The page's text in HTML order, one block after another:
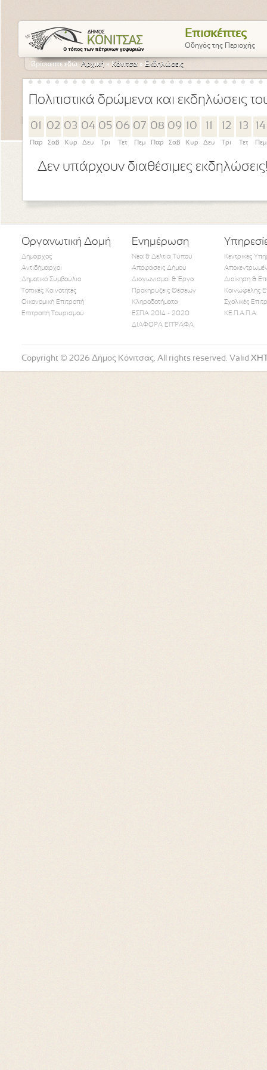
Επισκέπτες
Οδηγός της Περιοχής
Βρίσκεστε εδώ:Αρχική » Κόνιτσα » Εκδηλώσεις
Πολιτιστικά δρώμενα και εκδηλώσεις
01
Παρ
02
Σαβ
03
Κυρ
04
Δευ
05
Τρι
06
Τετ
07
Πεμ
08
Παρ
09
Σαβ
10
Κυρ Δευ
12
Τρι
13
Τετ
14
Πεμ
Δεν υπάρχουν διαθέσιμες
Οργανωτική Δομή
Δήμαρχος
Αντιδήμαρχοι
Δημοτικό Συμβούλιο
Τοπικές Κοινότητες
Οικονομική Επιτροπή
Επιτροπή Τουρισμού
Ενημέρωση
Νέα & Δελτία Τύπου
Αποφάσεις Δήμου
Διαγωνισμοί & Έργα
Προκηρύξεις Θέσεων
Κληροδοτήματα
ΕΣΠΑ 2014 - 2020
ΔΙΑΦΟΡΑ ΕΓΓΡΑΦΑ
Κεντρικές
Διοίκηση &
Κοινωφελής
Σχολικές
ΚΕ.Π.Α.Π.Α.
Follow Us
Copyright © 2026 Δήμος Κόνιτσας. All rights reserved. Valid